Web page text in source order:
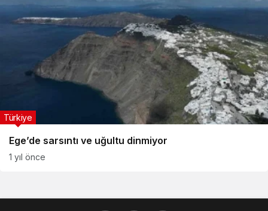
Ege’de sarsıntı ve uğultu dinmiyor
Türkiye
1 yıl önce